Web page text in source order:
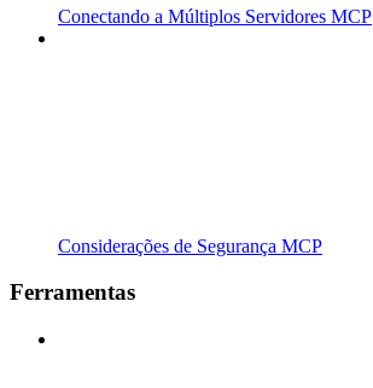
Conectando a Múltiplos Servidores MCP
Considerações de Segurança MCP
Ferramentas